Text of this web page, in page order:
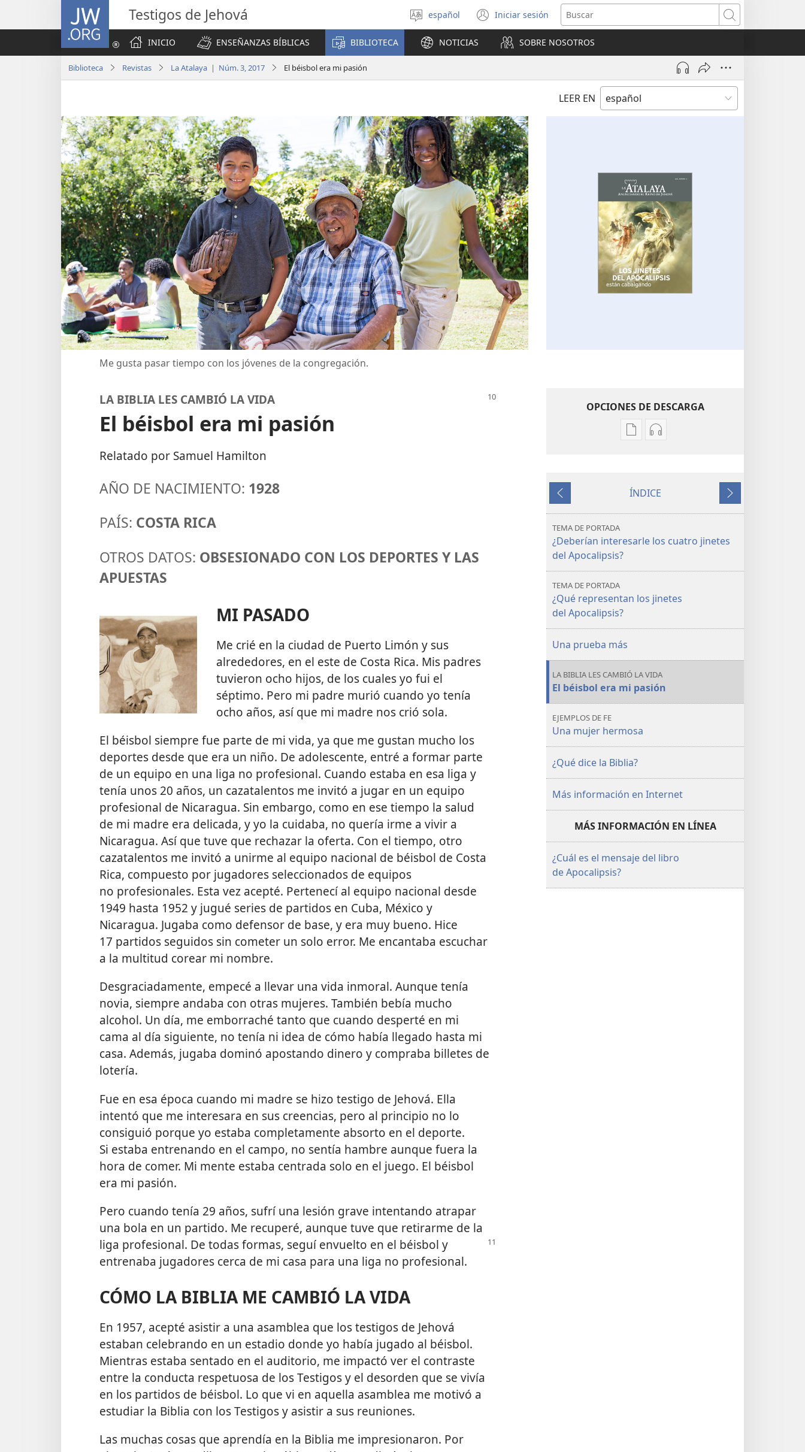
JW.ORG Testigos de Jehová
Seleccionar
idioma
español Iniciar sesión
(abre
una
nueva
ventana)
Buscar
INICIO
ENSEÑANZAS BÍBLICAS BIBLIOTECA NOTICIAS SOBRE NOSOTROS
Biblioteca Revistas La Atalaya | Núm. 3, 2017 El béisbol era mi pasión
LEER EN
Me gusta pasar tiempo con los jóvenes de la congregación.
LA BIBLIA LES CAMBIÓ LA VIDA
El béisbol era mi pasión
Relatado por Samuel Hamilton
AÑO DE NACIMIENTO: 1928
PAÍS: COSTA RICA
OTROS DATOS: OBSESIONADO CON LOS DEPORTES Y LAS
APUESTAS
MI PASADO
Me crié en la ciudad de Puerto Limón y sus
alrededores, en el este de Costa Rica. Mis padres
tuvieron ocho hijos, de los cuales yo fui el
séptimo. Pero mi padre murió cuando yo tenía
ocho años, así que mi madre nos crió sola.
El béisbol siempre fue parte de mi vida, ya que me gustan mucho los
deportes desde que era un niño. De adolescente, entré a formar parte
de un equipo en una liga no profesional. Cuando estaba en esa liga y
tenía unos 20 años, un cazatalentos me invitó a jugar en un equipo
profesional de Nicaragua. Sin embargo, como en ese tiempo la salud
de mi madre era delicada, y yo la cuidaba, no quería irme a vivir a
Nicaragua. Así que tuve que rechazar la oferta. Con el tiempo, otro
cazatalentos me invitó a unirme al equipo nacional de béisbol de Costa
Rica, compuesto por jugadores seleccionados de equipos
no profesionales. Esta vez acepté. Pertenecí al equipo nacional desde
1949 hasta 1952 y jugué series de partidos en Cuba, México y
Nicaragua. Jugaba como defensor de base, y era muy bueno. Hice
17 partidos seguidos sin cometer un solo error. Me encantaba escuchar
a la multitud corear mi nombre.
Desgraciadamente, empecé a llevar una vida inmoral. Aunque tenía
novia, siempre andaba con otras mujeres. También bebía mucho
alcohol. Un día, me emborraché tanto que cuando desperté en mi
cama al día siguiente, no tenía ni idea de cómo había llegado hasta mi
casa. Además, jugaba dominó apostando dinero y compraba billetes de
lotería.
Fue en esa época cuando mi madre se hizo testigo de Jehová. Ella
intentó que me interesara en sus creencias, pero al principio no lo
consiguió porque yo estaba completamente absorto en el deporte.
Si estaba entrenando en el campo, no sentía hambre aunque fuera la
hora de comer. Mi mente estaba centrada solo en el juego. El béisbol
era mi pasión.
Pero cuando tenía 29 años, sufrí una lesión grave intentando atrapar
una bola en un partido. Me recuperé, aunque tuve que retirarme de la
liga profesional. De todas formas, seguí envuelto en el béisbol y
entrenaba jugadores cerca de mi casa para una liga no profesional.
CÓMO LA BIBLIA ME CAMBIÓ LA VIDA
En 1957, acepté asistir a una asamblea que los testigos de Jehová
estaban celebrando en un estadio donde yo había jugado al béisbol.
Mientras estaba sentado en el auditorio, me impactó ver el contraste
entre la conducta respetuosa de los Testigos y el desorden que se vivía
en los partidos de béisbol. Lo que vi en aquella asamblea me motivó a
estudiar la Biblia con los Testigos y asistir a sus reuniones.
Las muchas cosas que aprendía en la Biblia me impresionaron. Por
OPCIONES DE DESCARGA
Opciones
publicaciones
Los
Opciones
audio
Los
Anterior
ÍNDICE
Siguiente
TEMA DE PORTADA
¿Deberían interesarle los cuatro jinetes
del Apocalipsis?
TEMA DE PORTADA
¿Qué representan los jinetes
del Apocalipsis?
Una prueba más
LA BIBLIA LES CAMBIÓ LA VIDA
El béisbol era mi pasión
EJEMPLOS DE FE
Una mujer hermosa
¿Qué dice la Biblia?
Más información en Internet
MÁS INFORMACIÓN EN LÍNEA
¿Cuál es el mensaje del libro
de Apocalipsis?